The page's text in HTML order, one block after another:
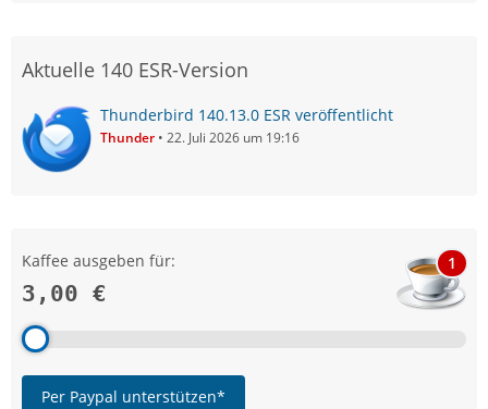
Aktuelle 140 ESR-Version
Thunderbird 140.13.0 ESR veröffentlicht
Thunder 22. Juli 2026 um 19:16
Kaffee ausgeben für:
3,00 €
1
Per Paypal unterstützen*